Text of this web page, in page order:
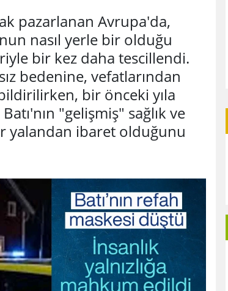
pazarlanan Avrupa'da,
nasıl yerle bir olduğu
bir kez daha tescillendi.
bedenine, vefatlarından
bir önceki yıla
"gelişmiş" sağlık ve
yalandan ibaret olduğunu